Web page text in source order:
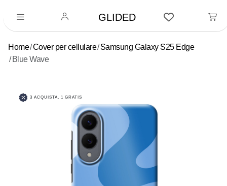
GLIDED
Home Cover per cellulare Samsung Galaxy S25 Edge
Blue Wave
3 ACQUISTA, 1 GRATIS